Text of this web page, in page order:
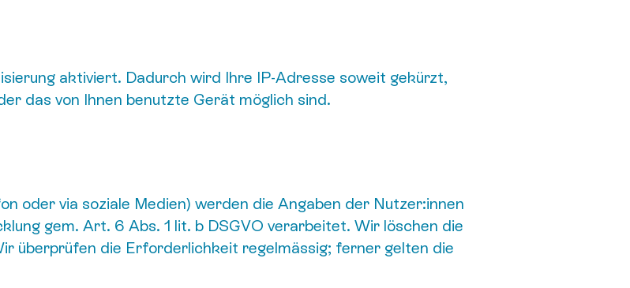
aktiviert. Dadurch wird Ihre IP-Adresse soweit gekürzt,
das von Ihnen benutzte Gerät möglich sind.
oder via soziale Medien) werden die Angaben der Nutzer:innen
gem. Art. 6 Abs. 1 lit. b DSGVO verarbeitet. Wir löschen die
überprüfen die Erforderlichkeit regelmässig; ferner gelten die